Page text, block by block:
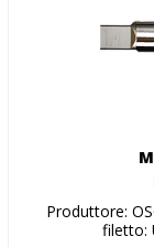
Produttore:
filetto: